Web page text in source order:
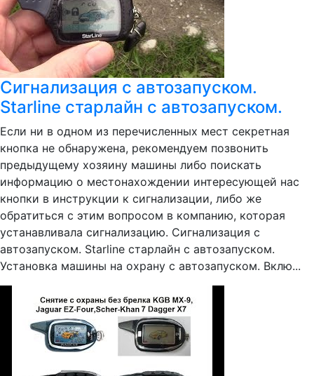
Сигнализация с автозапуском.
Starline старлайн с автозапуском.
Если ни в одном из перечисленных мест секретная
кнопка не обнаружена, рекомендуем позвонить
предыдущему хозяину машины либо поискать
информацию о местонахождении интересующей нас
кнопки в инструкции к сигнализации, либо же
обратиться с этим вопросом в компанию, которая
устанавливала сигнализацию. Сигнализация с
автозапуском. Starline старлайн с автозапуском.
Установка машины на охрану с автозапуском. Вклю...